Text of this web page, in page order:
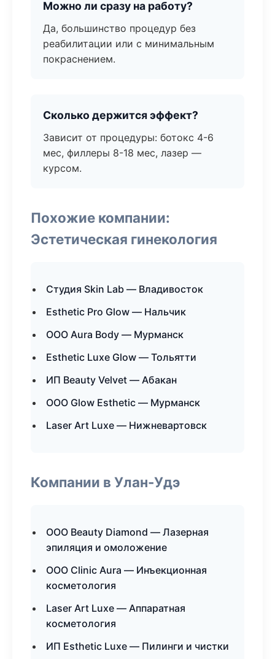
Можно ли сразу на работу?
Да, большинство процедур без
реабилитации или с минимальным
покраснением.
Сколько держится эффект?
Зависит от процедуры: ботокс 4-6
мес, филлеры 8-18 мес, лазер —
курсом.
Похожие компании:
Эстетическая гинекология
Студия Skin Lab — Владивосток
Esthetic Pro Glow — Нальчик
ООО Aura Body — Мурманск
Esthetic Luxe Glow — Тольятти
ИП Beauty Velvet — Абакан
ООО Glow Esthetic — Мурманск
Laser Art Luxe — Нижневартовск
Компании в Улан-Удэ
ООО Beauty Diamond — Лазерная
эпиляция и омоложение
ООО Clinic Aura — Инъекционная
косметология
Laser Art Luxe — Аппаратная
косметология
ИП Esthetic Luxe — Пилинги и чистки